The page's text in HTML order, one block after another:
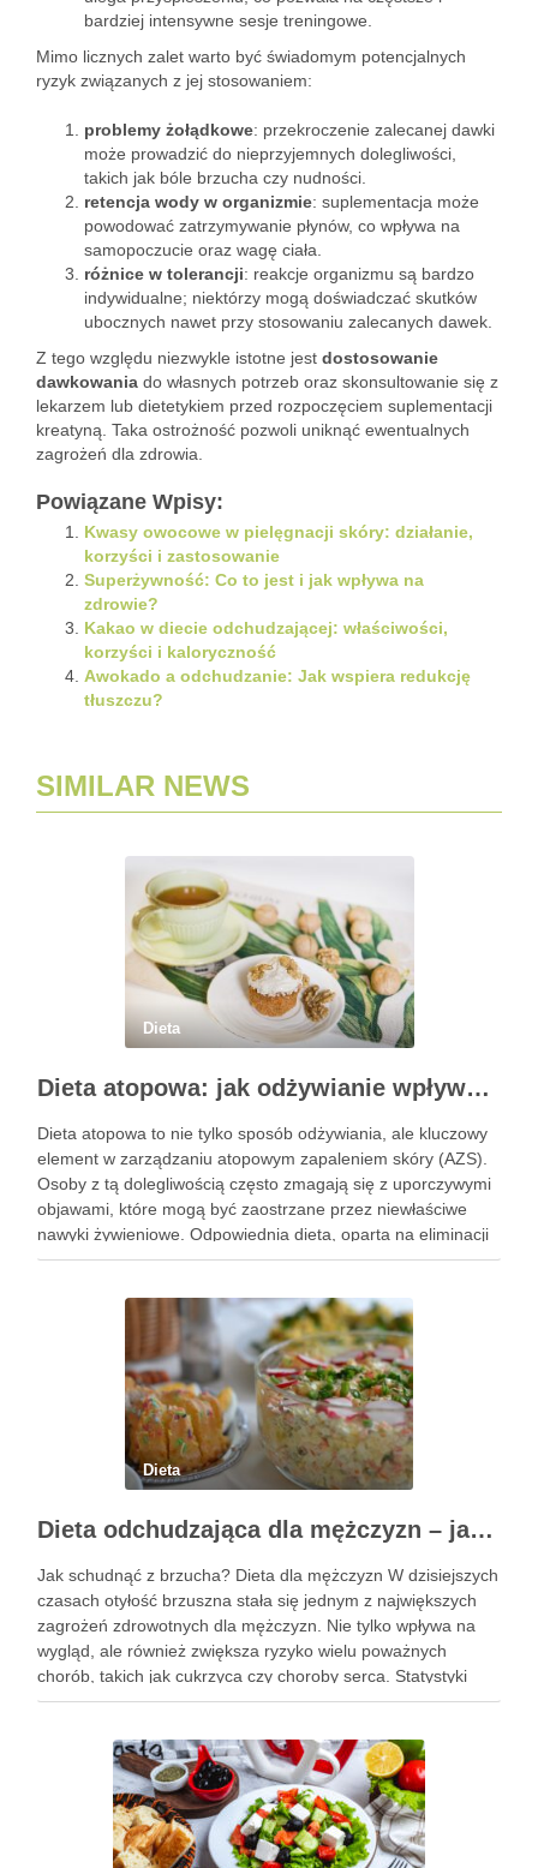
bardziej intensywne sesje treningowe.
Mimo licznych zalet warto być świadomym potencjalnych
ryzyk związanych z jej stosowaniem:
problemy żołądkowe: przekroczenie zalecanej dawki
może prowadzić do nieprzyjemnych dolegliwości,
takich jak bóle brzucha czy nudności.
retencja wody w organizmie: suplementacja może
powodować zatrzymywanie płynów, co wpływa na
samopoczucie oraz wagę ciała.
różnice w tolerancji: reakcje organizmu są bardzo
indywidualne; niektórzy mogą doświadczać skutków
ubocznych nawet przy stosowaniu zalecanych dawek.
Z tego względu niezwykle istotne jest dostosowanie
dawkowania do własnych potrzeb oraz skonsultowanie się z
lekarzem lub dietetykiem przed rozpoczęciem suplementacji
kreatyną. Taka ostrożność pozwoli uniknąć ewentualnych
zagrożeń dla zdrowia.
Powiązane Wpisy:
Kwasy owocowe w pielęgnacji skóry: działanie,
korzyści i zastosowanie
Superżywność: Co to jest i jak wpływa na
zdrowie?
Kakao w diecie odchudzającej: właściwości,
korzyści i kaloryczność
Awokado a odchudzanie: Jak wspiera redukcję
tłuszczu?
SIMILAR NEWS
Dieta
Dieta atopowa: jak odżywianie wpływa na AZS i zdrowie skóry
Dieta atopowa to nie tylko sposób odżywiania, ale kluczowy
element w zarządzaniu atopowym zapaleniem skóry (AZS).
Osoby z tą dolegliwością często zmagają się z uporczywymi
objawami, które mogą być zaostrzane przez niewłaściwe
nawyki żywieniowe. Odpowiednia dieta, oparta na eliminacji
pewnych pokarmów i wprowadzeniu składników
Dieta
Dieta odchudzająca dla mężczyzn – jak schudnąć z brzucha?
Jak schudnąć z brzucha? Dieta dla mężczyzn W dzisiejszych
czasach otyłość brzuszna stała się jednym z największych
zagrożeń zdrowotnych dla mężczyzn. Nie tylko wpływa na
wygląd, ale również zwiększa ryzyko wielu poważnych
chorób, takich jak cukrzyca czy choroby serca. Statystyki
pokazują, że obwód pasa przekraczający 102 cm jest